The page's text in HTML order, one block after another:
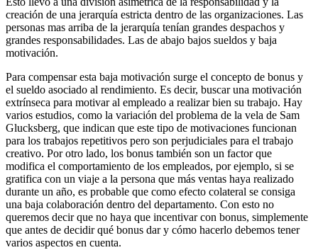
creación de una jerarquía estricta dentro de las organizaciones. Las
personas mas arriba de la jerarquía tenían grandes despachos y
grandes responsabilidades. Las de abajo bajos sueldos y baja
motivación.
Para compensar esta baja motivación surge el concepto de bonus y
el sueldo asociado al rendimiento. Es decir, buscar una motivación
extrínseca para motivar al empleado a realizar bien su trabajo. Hay
varios estudios, como la variación del problema de la vela de Sam
Glucksberg, que indican que este tipo de motivaciones funcionan
para los trabajos repetitivos pero son perjudiciales para el trabajo
creativo. Por otro lado, los bonus también son un factor que
modifica el comportamiento de los empleados, por ejemplo, si se
gratifica con un viaje a la persona que más ventas haya realizado
durante un año, es probable que como efecto colateral se consiga
una baja colaboración dentro del departamento. Con esto no
queremos decir que no haya que incentivar con bonus, simplemente
que antes de decidir qué bonus dar y cómo hacerlo debemos tener
varios aspectos en cuenta.